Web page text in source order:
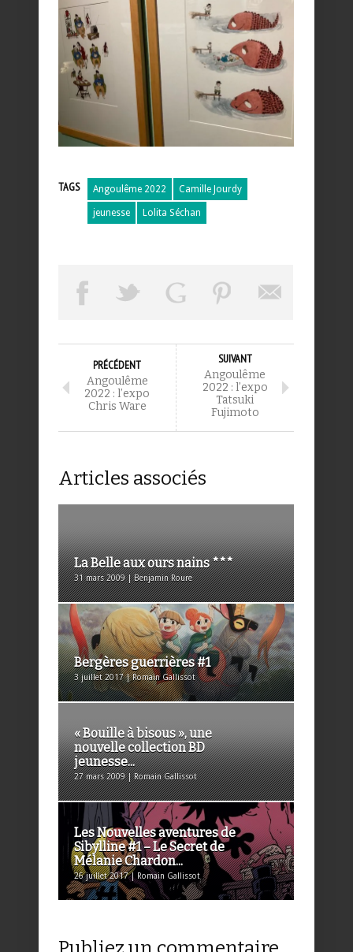
TAGS Angoulême 2022 Camille Jourdy
jeunesse Lolita Séchan
PRÉCÉDENT
Angoulême
2022 : l’expo
Chris Ware
SUIVANT
Angoulême
2022 : l’expo
Tatsuki
Fujimoto
Articles associés
La Belle aux ours nains ***
31 mars 2009 | Benjamin Roure
Bergères guerrières #1
3 juillet 2017 | Romain Gallissot
« Bouille à bisous », une
nouvelle collection BD
jeunesse...
27 mars 2009 | Romain Gallissot
Les Nouvelles aventures de
Sibylline #1 – Le Secret de
Mélanie Chardon...
26 juillet 2017 | Romain Gallissot